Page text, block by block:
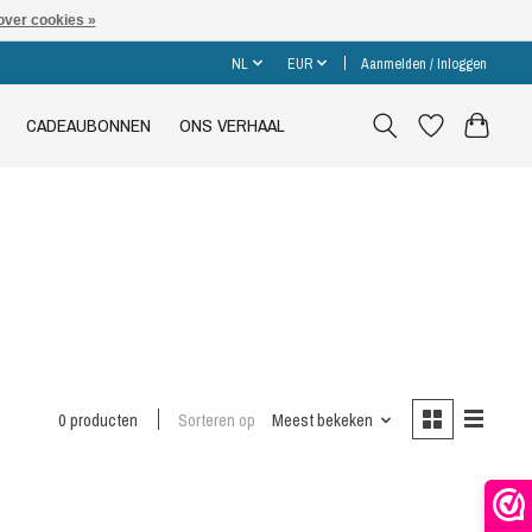
NL EUR Aanmelden / Inloggen
CADEAUBONNEN ONS VERHAAL
0 producten Sorteren op Meest bekeken
cookies »